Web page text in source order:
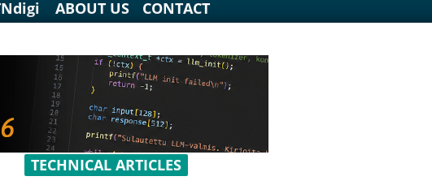
ABOUT US CONTACT
TECHNICAL ARTICLES